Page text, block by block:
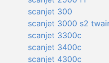
scanjet 300
scanjet 3000 s2
scanjet 3300c
scanjet 3400c
scanjet 4300c